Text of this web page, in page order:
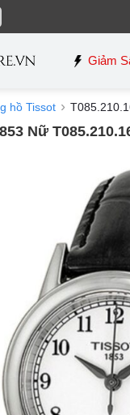
Giảm
hồ Tissot
Nữ